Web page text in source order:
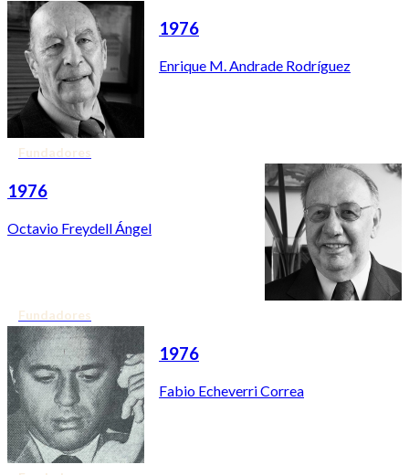
1976
Enrique M. Andrade Rodríguez
Fundadores
1976
Octavio Freydell Ángel
Fundadores
1976
Fabio Echeverri Correa